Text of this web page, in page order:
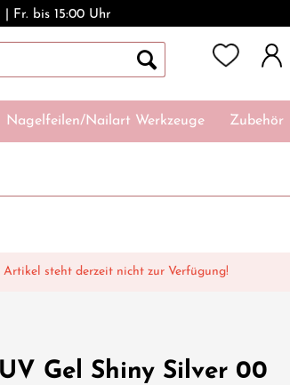
| Fr. bis 15:00 Uhr
Nagelfeilen/Nailart Werkzeuge Zubehör
Artikel steht derzeit nicht zur Verfügung!
Gel Shiny Silver 00